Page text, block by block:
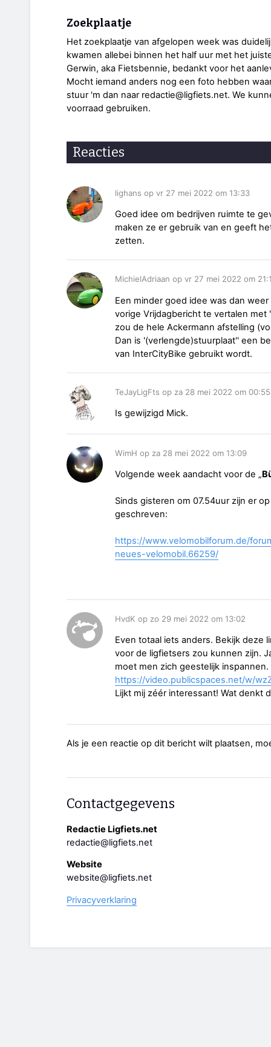
Zoekplaatje
Het zoekplaatje van afgelopen week was
kwamen allebei binnen het half uur met het
Gerwin, aka Fietsbennie, bedankt voor het
Mocht iemand anders nog een foto hebben
stuur 'm dan naar redactie@ligfiets.net. We
voorraad gebruiken.
Reacties
lighans op vr 27 mei 2022 om 13:33
Goed idee om bedrijven ruimte te
maken ze er gebruik van en geeft
zetten.
MichielAdriaan op vr 27 mei 2022 om
Een minder goed idee was dan
vorige Vrijdagbericht te vertalen
zou de hele Ackermann afstelling
Dan is '(verlengde)stuurplaat'' een
van InterCityBike gebruikt wordt.
TeJayLigFts op za 28 mei 2022 om 00:55
Is gewijzigd Mick.
WimH op za 28 mei 2022 om 13:09
Volgende week aandacht voor de „
Sinds gisteren om 07.54uur zijn er
geschreven:
https://www.velomobilforum.de/
neues-velomobil.66259/
HvdK op zo 29 mei 2022 om 13:02
Even totaal iets anders. Bekijk deze
voor de ligfietsers zou kunnen zijn.
moet men zich geestelijk inspannen.
https://video.publicspaces.net/w/
Lijkt mij zéér interessant! Wat denkt
Als je een reactie op dit bericht wilt plaatsen,
Contactgegevens
Redactie Ligfiets.net
redactie@ligfiets.net
Website
website@ligfiets.net
Privacyverklaring